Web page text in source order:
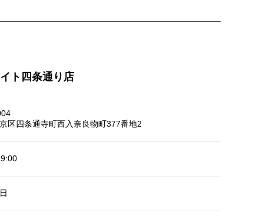
ト四条通り店
区四条通寺町西入奈良物町377番地2